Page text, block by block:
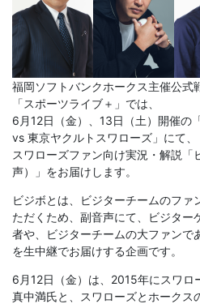
福岡ソフトバンクホークス主催公式
「スポーツライブ＋」では、
6月12日（金）、13日（土）開催の
vs 東京ヤクルトスワローズ」にて、
スワローズファン向け実況・解説「
声）」をお届けします。
ビジボとは、ビジターチームのファ
ただくため、副音声にて、ビジター
者や、ビジターチームの大ファンで
を生中継でお届けする企画です。
6月12日（金）は、2015年にスワロ
真中満氏と、スワローズとホークス